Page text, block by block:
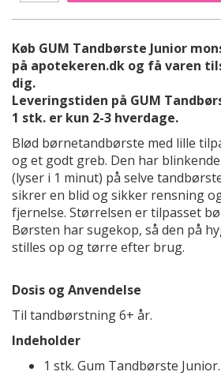
Køb GUM Tandbørste Junior
på apotekeren.dk og få varen
dig.
Leveringstiden på GUM
1 stk. er kun 2-3 hverdage.
Blød børnetandbørste med lille
og et godt greb. Den har
(lyser i 1 minut) på selve
sikrer en blid og sikker rensning
fjernelse. Størrelsen er tilpasset
Børsten har sugekop, så den på
stilles op og tørre efter brug.
Dosis og Anvendelse
Til tandbørstning 6+ år.
Indeholder
1 stk. Gum Tandbørste Junior.